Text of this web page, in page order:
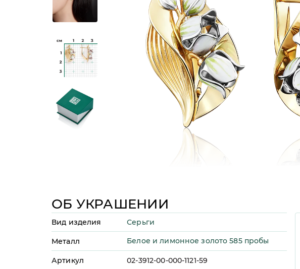
ОБ УКРАШЕНИИ
Вид изделия Серьги
Металл Белое и лимонное золото 585 пробы
Артикул 02-3912-00-000-1121-59